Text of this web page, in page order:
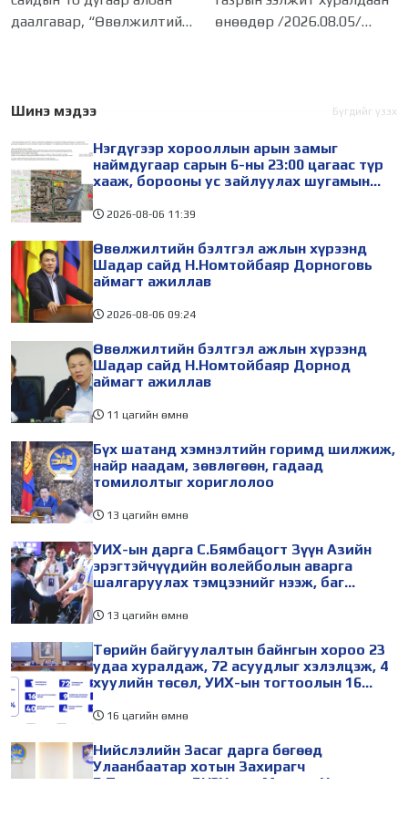
даалгавар, “Өвөлжилтийн
Ерөнхий сайдын 11 дүгээр
хориглолоо
өнөөдөр /2026.08.05/
түлшний онцгой албан
газрын
Шинэ мэдээ Бүгдийг үзэх
Нэгдүгээр хорооллын арын замыг
наймдугаар сарын 6-ны 23:00 цагаас түр
хааж, борооны ус зайлуулах шугамын
2026-08-06 11:39
Өвөлжилтийн бэлтгэл ажлын хүрээнд
Шадар сайд Н.Номтойбаяр Дорноговь
аймагт ажиллав
2026-08-06 09:24
Өвөлжилтийн бэлтгэл ажлын хүрээнд
Шадар сайд Н.Номтойбаяр Дорнод
аймагт ажиллав
11 цагийн өмнө
Бүх шатанд хэмнэлтийн горимд шилжиж,
найр наадам, зөвлөгөөн, гадаад
томилолтыг хориглолоо
13 цагийн өмнө
УИХ-ын дарга С.Бямбацогт Зүүн Азийн
эрэгтэйчүүдийн волейболын аварга
шалгаруулах тэмцээнийг нээж, баг
13 цагийн өмнө
Төрийн байгуулалтын байнгын хороо 23
удаа хуралдаж, 72 асуудлыг хэлэлцэж, 4
хуулийн төсөл, УИХ-ын тогтоолын 16
16 цагийн өмнө
Нийслэлийн Засаг дарга бөгөөд
Улаанбаатар хотын Захирагч
Б.Пүрэвдагва БНЭУ-аас Монгол Улсад